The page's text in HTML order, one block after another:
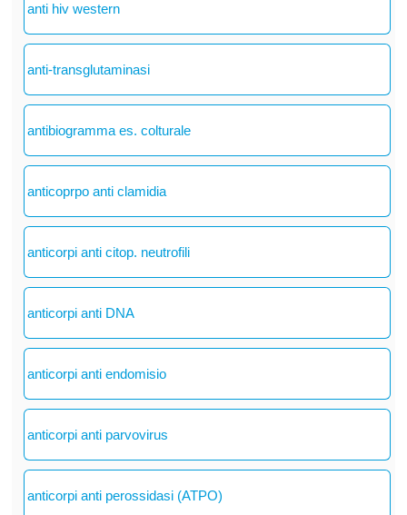
anti hiv western
anti-transglutaminasi
antibiogramma es. colturale
anticoprpo anti clamidia
anticorpi anti citop. neutrofili
anticorpi anti DNA
anticorpi anti endomisio
anticorpi anti parvovirus
anticorpi anti perossidasi (ATPO)